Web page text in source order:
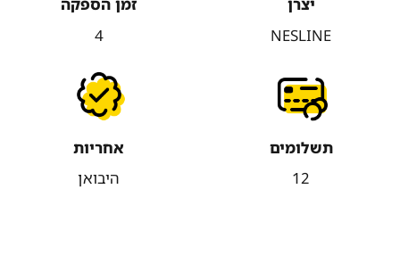
יצרן
NESLINE
זמן הספקה
תשלומים
12
אחריות
היבואן